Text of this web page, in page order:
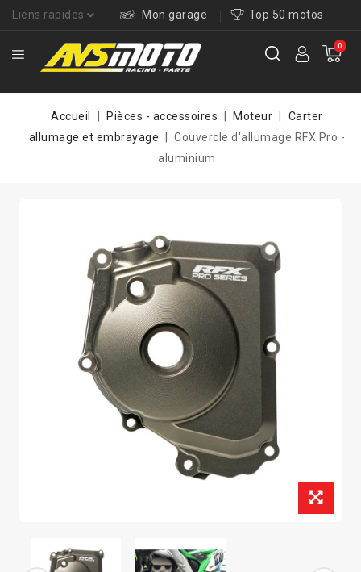
Liens rapides Mon garage Top 50 motos
0
Accueil Pièces - accessoires Moteur
Carter
allumage et embrayage
Couvercle d'allumage RFX Pro -
aluminium